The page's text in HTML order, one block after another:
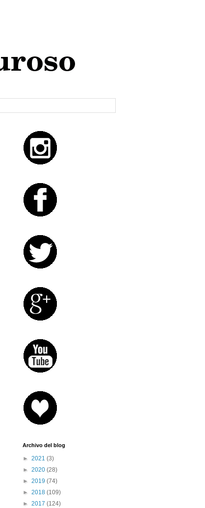
Archivo del blog
► 2021 (3)
► 2020 (28)
► 2019 (74)
► 2018 (109)
► 2017 (124)